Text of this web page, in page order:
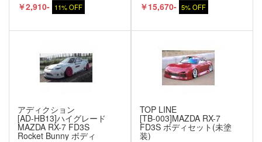
￥2,910- 11% OFF
￥15,670- 5% OFF
アディクション
[AD-HB13]ハイグレード
MAZDA RX-7 FD3S
Rocket Bunny ボディ
TOP LINE
[TB-003]MAZDA RX-7
FD3S ボディセット(未塗
装)